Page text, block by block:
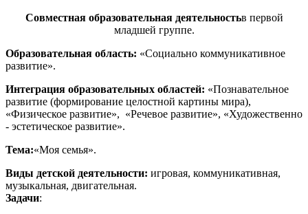
Совместная образовательная деятельностьв первой
младшей группе.
Образовательная область: «Социально коммуникативное
развитие».
Интеграция образовательных областей: «Познавательное
развитие (формирование целостной картины мира),
«Физическое развитие», «Речевое развитие», «Художественно
- эстетическое развитие».
Тема:«Моя семья».
Виды детской деятельности: игровая, коммуникативная,
музыкальная, двигательная.
Задачи: